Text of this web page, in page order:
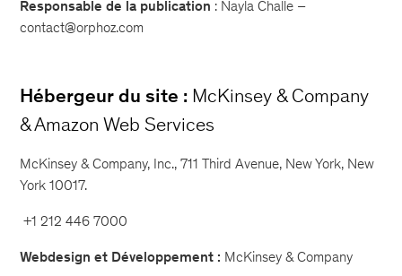
Responsable de la publication : Nayla Challe –
contact@orphoz.com
Hébergeur du site : McKinsey & Company
& Amazon Web Services
McKinsey & Company, Inc., 711 Third Avenue, New York, New
York 10017.
+1 212 446 7000
Webdesign et Développement : McKinsey & Company